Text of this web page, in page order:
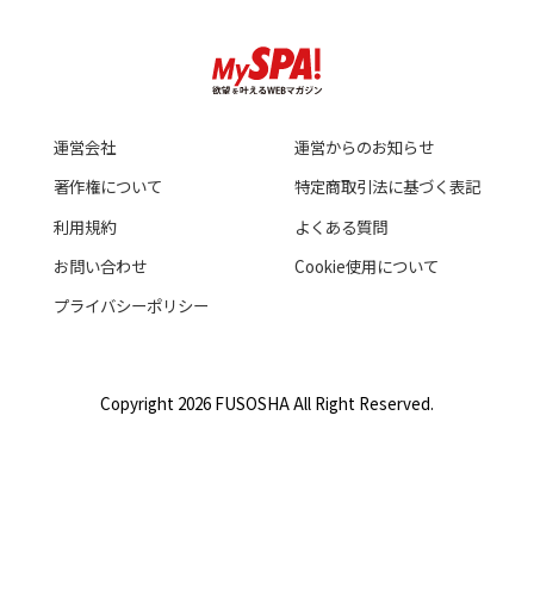
運営会社
運営からのお知らせ
著作権について
特定商取引法に基づく表記
利用規約
よくある質問
お問い合わせ
Cookie使用について
プライバシーポリシー
Copyright 2026 FUSOSHA All Right Reserved.